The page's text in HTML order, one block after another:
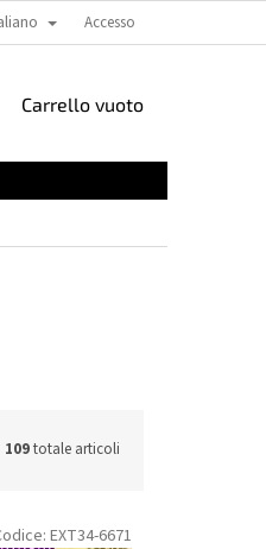
Accesso
CARRELLO
SPESA
Carrello vuoto
109totale articoli
EXT34-6671